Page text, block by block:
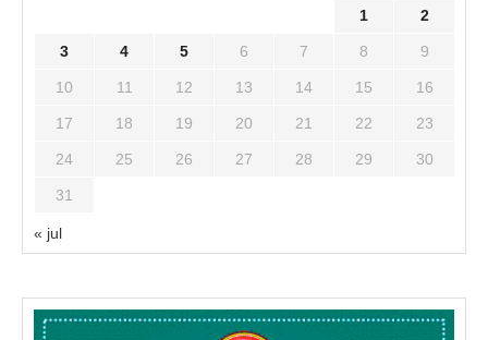
1 2
3 4 5 6 7 8 9
10 11 12 13 14 15 16
17 18 19 20 21 22 23
24 25 26 27 28 29 30
31
« jul